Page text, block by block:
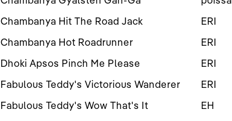
Chambanya Hit The Road Jack
ERI
Chambanya Hot Roadrunner ERI
Dhoki Apsos Pinch Me Please ERI
Fabulous Teddy's Victorious Wanderer
ERI
Fabulous Teddy's Wow That's It
EH